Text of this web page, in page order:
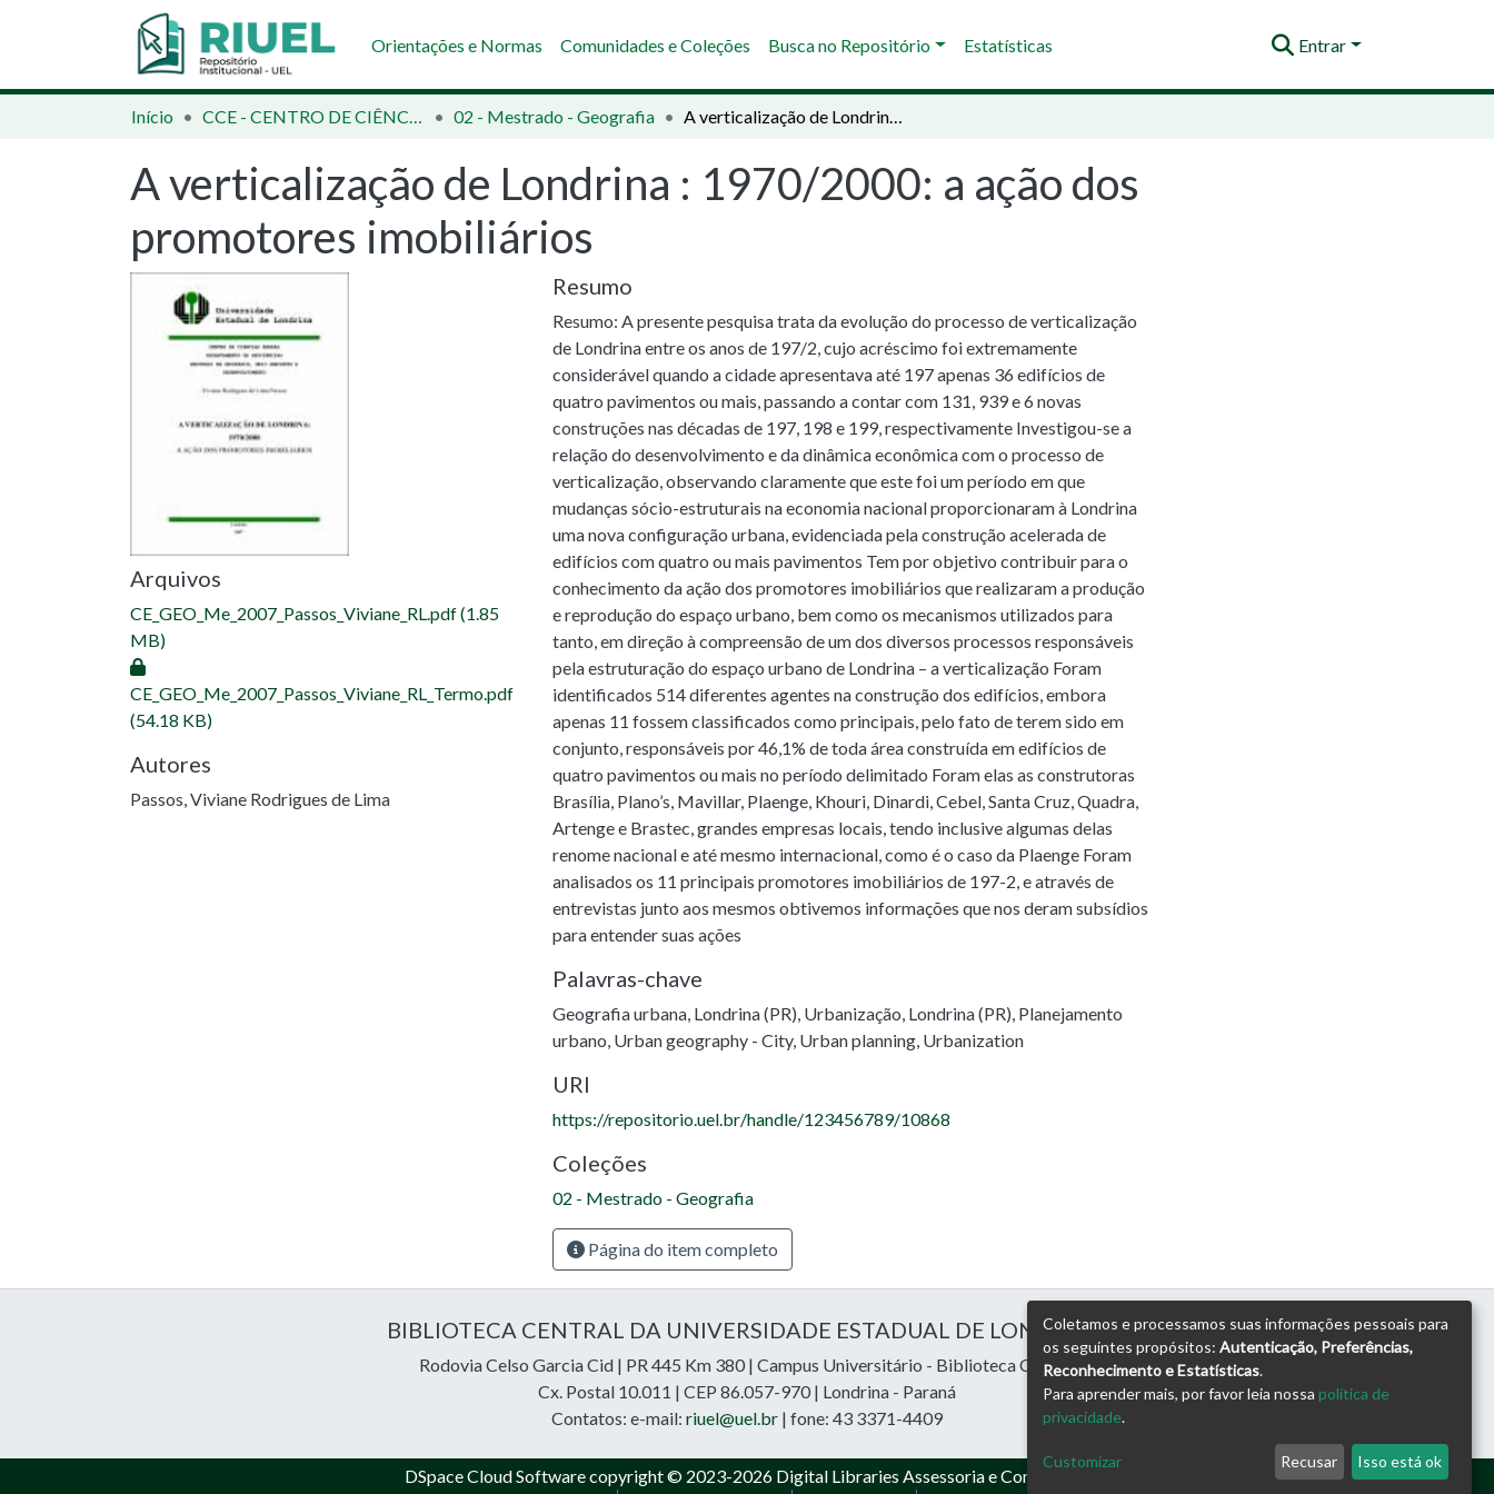
Orientações e Normas Comunidades e Coleções Busca no Repositório Estatísticas Entrar
Início CCE - CENTRO DE CIÊNCIAS EXATAS 02 - Mestrado - Geografia A verticalização de Londrina : 1970/2000: a ação dos promotores imobiliários
A verticalização de Londrina : 1970/2000: a ação dos
promotores imobiliários
Arquivos
CE_GEO_Me_2007_Passos_Viviane_RL.pdf(1.85
MB)
CE_GEO_Me_2007_Passos_Viviane_RL_Termo.pdf
(54.18 KB)
Autores
Passos, Viviane Rodrigues de Lima
Resumo
Resumo: A presente pesquisa trata da evolução do processo de verticalização
de Londrina entre os anos de 197/2, cujo acréscimo foi extremamente
considerável quando a cidade apresentava até 197 apenas 36 edifícios de
quatro pavimentos ou mais, passando a contar com 131, 939 e 6 novas
construções nas décadas de 197, 198 e 199, respectivamente Investigou-se a
relação do desenvolvimento e da dinâmica econômica com o processo de
verticalização, observando claramente que este foi um período em que
mudanças sócio-estruturais na economia nacional proporcionaram à Londrina
uma nova configuração urbana, evidenciada pela construção acelerada de
edifícios com quatro ou mais pavimentos Tem por objetivo contribuir para o
conhecimento da ação dos promotores imobiliários que realizaram a produção
e reprodução do espaço urbano, bem como os mecanismos utilizados para
tanto, em direção à compreensão de um dos diversos processos responsáveis
pela estruturação do espaço urbano de Londrina – a verticalização Foram
identificados 514 diferentes agentes na construção dos edifícios, embora
apenas 11 fossem classificados como principais, pelo fato de terem sido em
conjunto, responsáveis por 46,1% de toda área construída em edifícios de
quatro pavimentos ou mais no período delimitado Foram elas as construtoras
Brasília, Plano’s, Mavillar, Plaenge, Khouri, Dinardi, Cebel, Santa Cruz, Quadra,
Artenge e Brastec, grandes empresas locais, tendo inclusive algumas delas
renome nacional e até mesmo internacional, como é o caso da Plaenge Foram
analisados os 11 principais promotores imobiliários de 197-2, e através de
entrevistas junto aos mesmos obtivemos informações que nos deram subsídios
para entender suas ações
Palavras-chave
Geografia urbana, Londrina (PR), Urbanização, Londrina (PR), Planejamento
urbano, Urban geography - City, Urban planning, Urbanization
URI
https://repositorio.uel.br/handle/123456789/10868
Coleções
02 - Mestrado - Geografia
Página do item completo
BIBLIOTECA CENTRAL DA UNIVERSIDADE ESTADUAL DE LONDRINA
Rodovia Celso Garcia Cid | PR 445 Km 380 | Campus Universitário - Biblioteca Central
Cx. Postal 10.011 | CEP 86.057-970 | Londrina - Paraná
Contatos: e-mail: riuel@uel.br | fone: 43 3371-4409
DSpace Cloud Softwarecopyright © 2023-2026 Digital Libraries Assessoria e Consultoria
Coletamos e processamos suas informações pessoais para
os seguintes propósitos: Autenticação, Preferências,
Reconhecimento e Estatísticas.
Para aprender mais, por favor leia nossa política de
privacidade.
Customizar Recusar Isso está ok